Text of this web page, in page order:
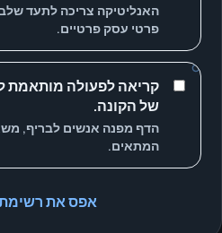
האנליטיקה צריכה לתעד
פרטי עסק פרטיים.
קריאה לפעולה
של הקונה.
הדף מפנה אנשים לבריף,
המתאים.
אפס את